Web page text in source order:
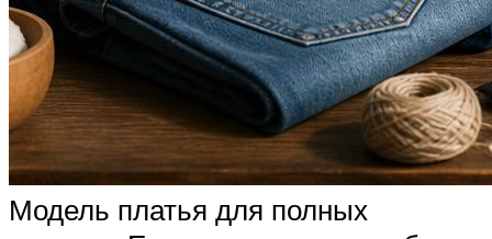
Модель платья для полных